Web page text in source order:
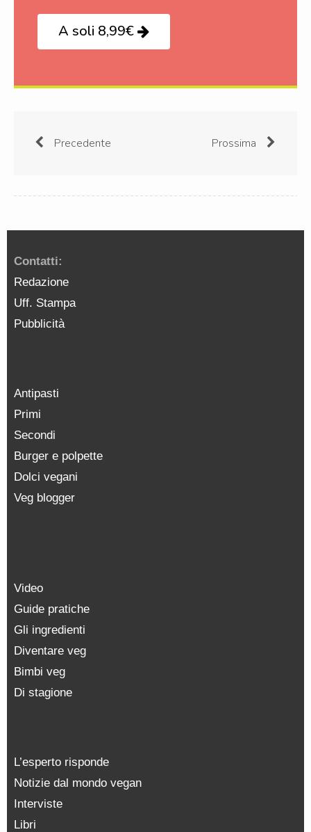
A soli 8,99€
Precedente Prossima
Contatti:
Redazione
Uff. Stampa
Pubblicità
Antipasti
Primi
Secondi
Burger e polpette
Dolci vegani
Veg blogger
Video
Guide pratiche
Gli ingredienti
Diventare veg
Bimbi veg
Di stagione
L’esperto risponde
Notizie dal mondo vegan
Interviste
Libri